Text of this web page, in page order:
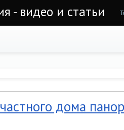
- видео и статьи
дома